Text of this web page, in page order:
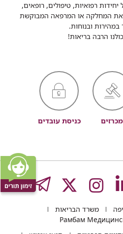
רפואיות, טיפולים, רופאים,
את המחלקה או המרפאה המבוקשת
במהירות ובנוחות.
הרבה בריאות!
מכרזים כניסת עובדים
לעמוד
לעמוד
משרד הבריאות
Рамбам